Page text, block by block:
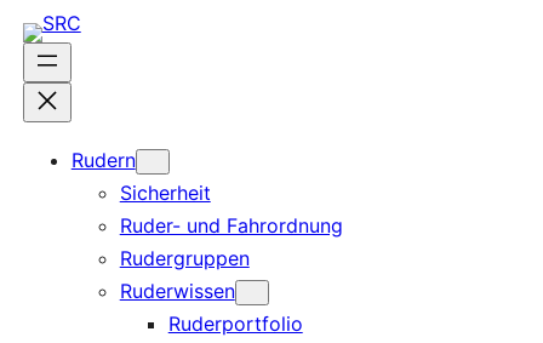
Zum
Inhalt
springen
Rudern
Sicherheit
Ruder- und Fahrordnung
Rudergruppen
Ruderwissen
Ruderportfolio